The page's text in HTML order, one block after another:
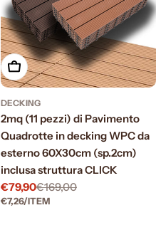
Scegli le opzioni
DECKING
2mq (11 pezzi) di Pavimento
Quadrotte in decking WPC da
esterno 60X30cm (sp.2cm)
inclusa struttura CLICK
Prezzo
di
€79,90
Prezzo
normale
€169,00
PREZZO
€7,26/PER
ITEM